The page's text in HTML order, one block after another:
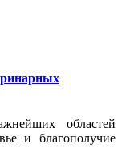
областей
и благополучие